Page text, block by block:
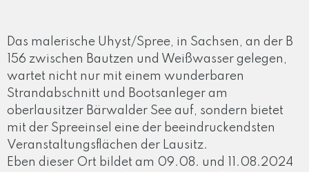
Das malerische Uhyst/Spree, in Sachsen, an der B
156 zwischen Bautzen und Weißwasser gelegen,
wartet nicht nur mit einem wunderbaren
Strandabschnitt und Bootsanleger am
oberlausitzer Bärwalder See auf, sondern bietet
mit der Spreeinsel eine der beeindruckendsten
Veranstaltungsflächen der Lausitz.
Eben dieser Ort bildet am 09.08. und 11.08.2024